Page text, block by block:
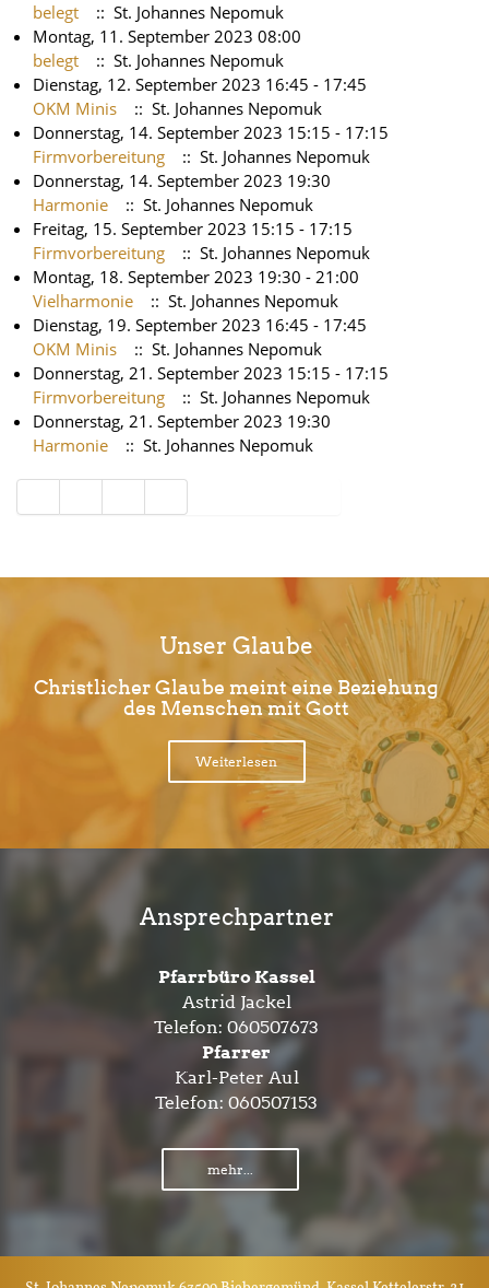
belegt
:: St. Johannes Nepomuk
Montag, 11. September 2023 08:00
belegt
:: St. Johannes Nepomuk
Dienstag, 12. September 2023 16:45 - 17:45
OKM Minis
:: St. Johannes Nepomuk
Donnerstag, 14. September 2023 15:15 - 17:15
Firmvorbereitung
:: St. Johannes Nepomuk
Donnerstag, 14. September 2023 19:30
Harmonie
:: St. Johannes Nepomuk
Freitag, 15. September 2023 15:15 - 17:15
Firmvorbereitung
:: St. Johannes Nepomuk
Montag, 18. September 2023 19:30 - 21:00
Vielharmonie
:: St. Johannes Nepomuk
Dienstag, 19. September 2023 16:45 - 17:45
OKM Minis
:: St. Johannes Nepomuk
Donnerstag, 21. September 2023 15:15 - 17:15
Firmvorbereitung
:: St. Johannes Nepomuk
Donnerstag, 21. September 2023 19:30
Harmonie
:: St. Johannes Nepomuk
Limite der Paginierungsliste
Unser Glaube
Christlicher Glaube meint eine Beziehung
des Menschen mit Gott
Weiterlesen
Ansprechpartner
Pfarrbüro Kassel
Astrid Jackel
Telefon: 060507673
Pfarrer
Karl-Peter Aul
Telefon: 060507153
mehr...